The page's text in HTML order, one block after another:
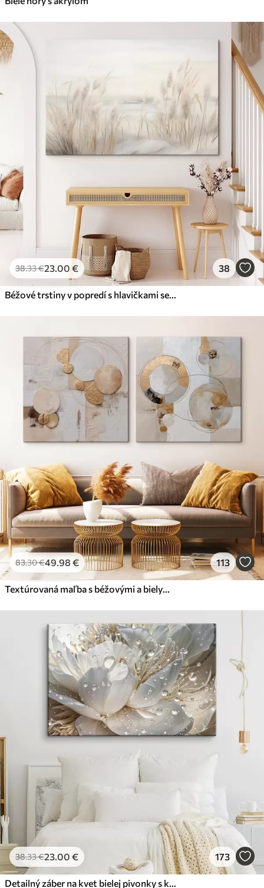
38.33€23.00 € 38
Béžové trstiny v popredí s hlavičkami semien, mäkké a jemné , rozmazané pozadie a svetlá obloha
83.30€49.98 € 113
Textúrovaná maľba s béžovými a bielymi tvarmi
38.33€23.00 € 173
Detailný záber na kvet bielej pivonky s kvapôčkami vody na okvetných lístkoch na rozostrenom pozadí